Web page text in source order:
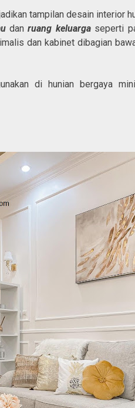
tampilan desain interior
danruang keluarga seperti
dan kabinet dibagian
di hunian bergaya